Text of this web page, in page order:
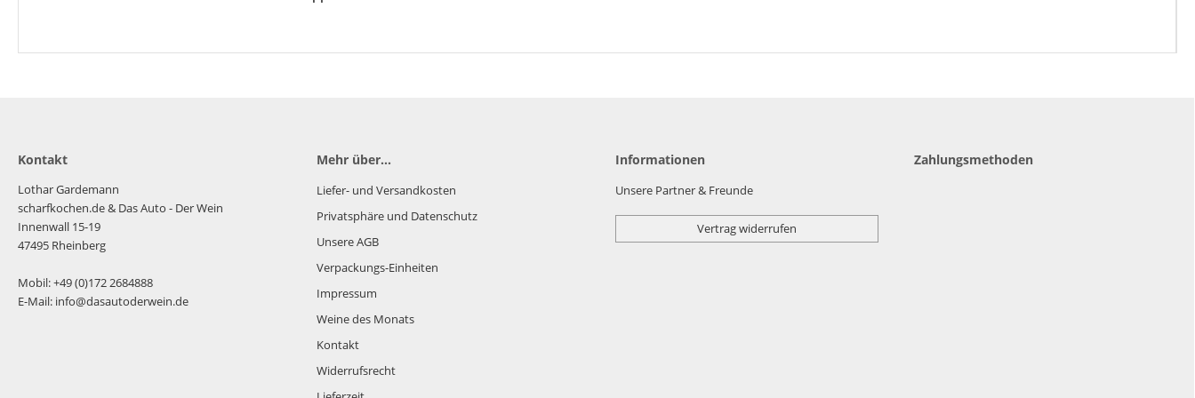
Kontakt
Lothar Gardemann
scharfkochen.de& Das Auto - Der Wein
Innenwall 15-19
47495 Rheinberg
Mobil: +49 (0)172 2684888
E-Mail: info@dasautoderwein.de
Mehr über...
Liefer- und Versandkosten
Privatsphäre und Datenschutz
Unsere AGB
Verpackungs-Einheiten
Impressum
Weine des Monats
Kontakt
Widerrufsrecht
Informationen
Unsere Partner & Freunde
Vertrag widerrufen
Zahlungsmethoden